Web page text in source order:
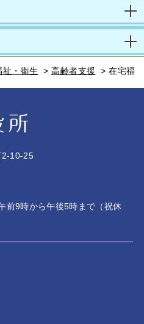
祉・衛生 > 高齢者支援 > 在宅福
2-10-25
前9時から午後5時まで（祝休